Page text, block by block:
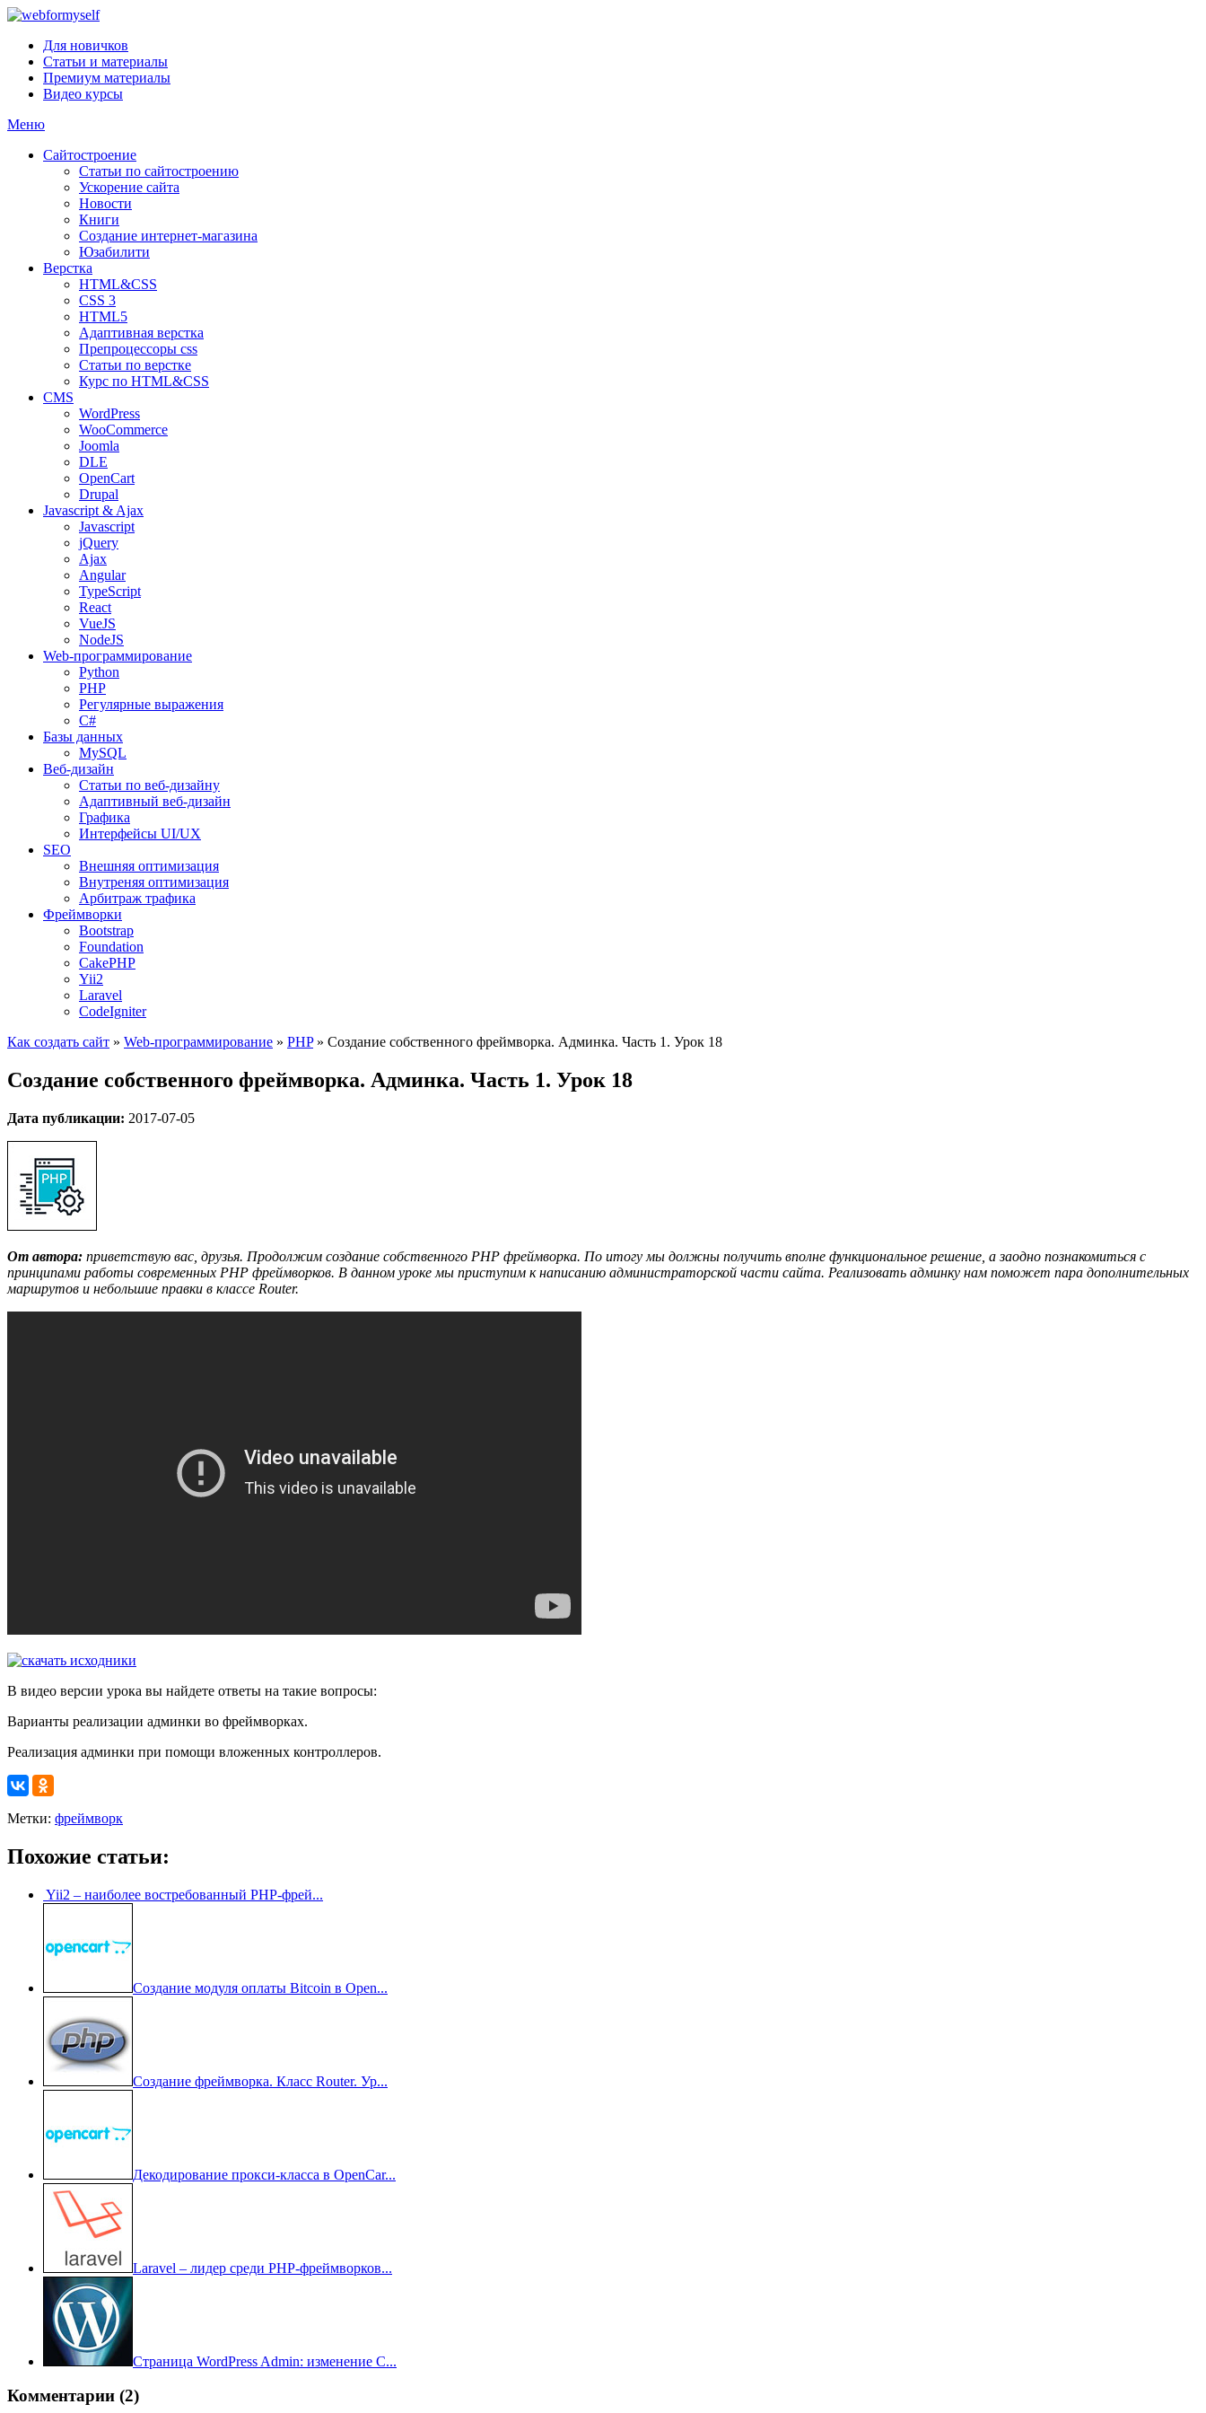
Для новичков
Статьи и материалы
Премиум материалы
Видео курсы
Меню
Сайтостроение
Статьи по сайтостроению
Ускорение сайта
Новости
Книги
Создание интернет-магазина
Юзабилити
Верстка
HTML&CSS
CSS 3
HTML5
Адаптивная верстка
Препроцессоры css
Статьи по верстке
Курс по HTML&CSS
CMS
WordPress
WooCommerce
Joomla
DLE
OpenCart
Drupal
Javascript & Ajax
Javascript
jQuery
Ajax
Angular
TypeScript
React
VueJS
NodeJS
Web-программирование
Python
PHP
Регулярные выражения
C#
Базы данных
MySQL
Веб-дизайн
Статьи по веб-дизайну
Адаптивный веб-дизайн
Графика
Интерфейсы UI/UX
SEO
Внешняя оптимизация
Внутреняя оптимизация
Арбитраж трафика
Фреймворки
Bootstrap
Foundation
CakePHP
Yii2
Laravel
CodeIgniter
Как создать сайт » Web-программирование » PHP» Создание собственного фреймворка. Админка. Часть 1. Урок 18
Создание собственного фреймворка. Админка. Часть 1. Урок 18
Дата публикации: 2017-07-05
От автора: приветствую вас, друзья. Продолжим создание собственного PHP фреймворка. По итогу мы должны получить вполне функциональное решение, а заодно познакомиться с
принципами работы современных PHP фреймворков. В данном уроке мы приступим к написанию администраторской части сайта. Реализовать админку нам поможет пара дополнительных
маршрутов и небольшие правки в классе Router.
В видео версии урока вы найдете ответы на такие вопросы:
Варианты реализации админки во фреймворках.
Реализация админки при помощи вложенных контроллеров.
Метки: фреймворк
Похожие статьи:
Yii2 – наиболее востребованный РНР-фрей...
Создание модуля оплаты Bitcoin в Open...
Создание фреймворка. Класс Router. Ур...
Декодирование прокси-класса в OpenCar...
Laravel – лидер среди PHP-фреймворков...
Страница WordPress Admin: изменение C...
Комментарии (2)